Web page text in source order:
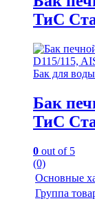
ТиС
Бак для
Бак
ТиС
0 out of 5
(0)
Основные
Группа